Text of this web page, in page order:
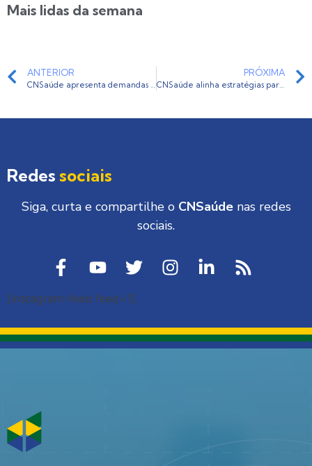
Mais lidas da semana
ANTERIOR PRÓXIMA
CNSaúde alinha estratégias para Reforma Tributária
Redes sociais
Siga, curta e compartilhe o CNSaúdenas redes
sociais.
[instagram-feed feed=1]